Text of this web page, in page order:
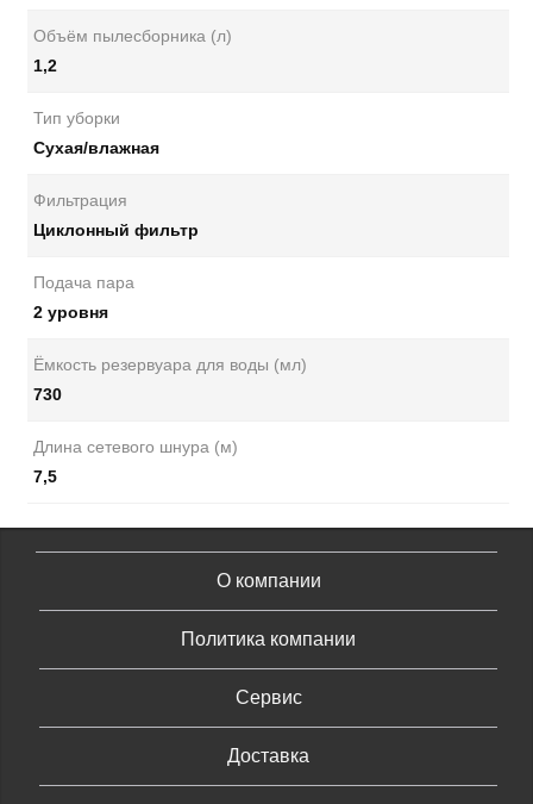
Объём пылесборника (л)
1,2
Тип уборки
Сухая/влажная
Фильтрация
Циклонный фильтр
Подача пара
2 уровня
Ёмкость резервуара для воды (мл)
730
Длина сетевого шнура (м)
7,5
О компании
Политика компании
Сервис
Доставка